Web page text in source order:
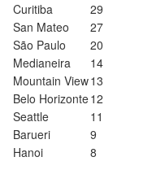
Curitiba
29
San Mateo
27
São Paulo
20
Medianeira
14
Mountain View13
Belo Horizonte12
Seattle
11
Barueri
9
Hanoi
8